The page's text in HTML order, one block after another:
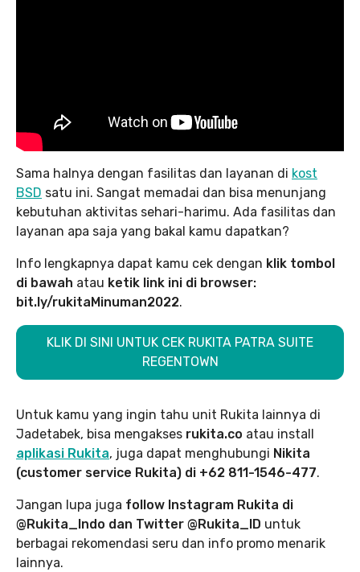
Sama halnya dengan fasilitas dan layanan di kost
BSD satu ini. Sangat memadai dan bisa menunjang
kebutuhan aktivitas sehari-harimu. Ada fasilitas dan
layanan apa saja yang bakal kamu dapatkan?
Info lengkapnya dapat kamu cek dengan klik tombol
di bawah atau ketik link ini di browser:
bit.ly/rukitaMinuman2022.
KLIK DI SINI UNTUK CEK RUKITA PATRA SUITE
REGENTOWN
Untuk kamu yang ingin tahu unit Rukita lainnya di
Jadetabek, bisa mengakses rukita.co atau install
aplikasi Rukita, juga dapat menghubungi Nikita
(customer service Rukita) di +62 811-1546-477.
Jangan lupa juga follow Instagram Rukita di
@Rukita_Indo dan Twitter @Rukita_ID untuk
berbagai rekomendasi seru dan info promo menarik
lainnya.